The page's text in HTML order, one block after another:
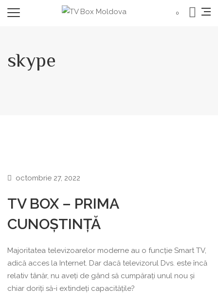
0
skype
octombrie 27, 2022
TV BOX – PRIMA
CUNOȘTINȚĂ
Majoritatea televizoarelor moderne au o funcție Smart TV,
adică acces la Internet. Dar dacă televizorul Dvs. este încă
relativ tânăr, nu aveți de gând să cumpărați unul nou și
chiar doriți să-i extindeți capacitățile?